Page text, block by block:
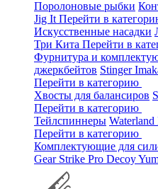
Поролоновые рыбки
Jig It Перейти в
Искусственные насадки
Три Кита Перейти в
Фурнитура и
джеркбейтов Stinger
Перейти в категорию
Хвосты для балансиров
Перейти в категорию
Тейлспиннеры Waterland
Перейти в категорию
Комплектующие для
Gear Strike Pro Decoy